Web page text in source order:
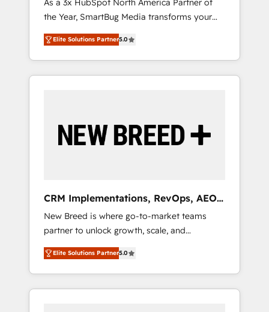
移行、カスタム設計、履歴データ移行と活用設
計まで。 ▸ AEO対応：ChatGPT・Perplexity等
のAI検索からの流入・引用を前提にコンテンツ
HubSpotアワード受賞・HUGリーダー ✓
AI活用に関するご相談、現状整理の壁打ちな
ど、構想段階からお気軽にお問い合わせくださ
reporting clarity. Security & Compliance: SOC
2 Type I and HIPAA attested for enterprise-
grade data security. 🏆 Why Bluleadz? GTM
OS Partner | 16+ Years Experience | 1,000+
Five-Star Reviews
As a 3x HubSpot North America Partner of
the Year, SmartBug Media transforms your
customer lifecycle into a revenue engine. Our
unified ecosystem includes specialized
divisions Globalia (AI & Software) and Point
Success Media (Paid Media), making this the
by Globalia’s technical development team. -
19 HubSpot-certified trainers to drive
deployment of Breeze AI and custom agents
to automate growth. 🏆 Elite Excellence - 8
platform accreditations and deep HIPAA-
compliance expertise. - A team of 250+
experts dedicated to your resilient growth.
Elite Solutions Partner5.0
CRM Implementations, RevOps, AEO
+ Web, Demand Gen
New Breed is where go-to-market teams
partner to unlock growth, scale, and
transformation. We help companies activate
HubSpot’s AI-powered customer platform
and operationalize HubSpot’s Loop
Marketing framework through expert-led
Elite Solutions Partner5.0